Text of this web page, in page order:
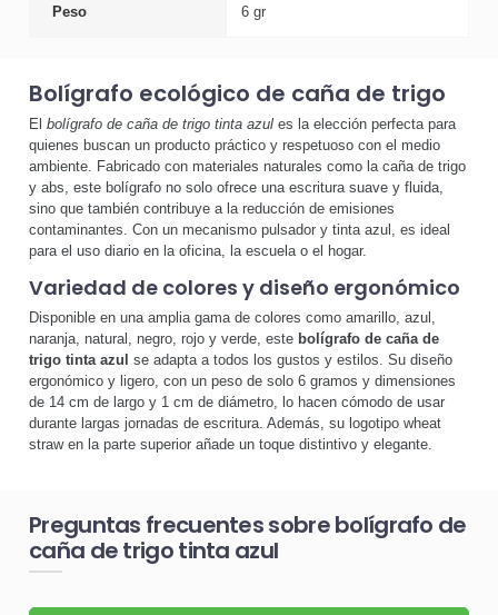
Peso 6 gr
Bolígrafo ecológico de caña de trigo
El bolígrafo de caña de trigo tinta azul es la elección perfecta para
quienes buscan un producto práctico y respetuoso con el medio
ambiente. Fabricado con materiales naturales como la caña de trigo
y abs, este bolígrafo no solo ofrece una escritura suave y fluida,
sino que también contribuye a la reducción de emisiones
contaminantes. Con un mecanismo pulsador y tinta azul, es ideal
para el uso diario en la oficina, la escuela o el hogar.
Variedad de colores y diseño ergonómico
Disponible en una amplia gama de colores como amarillo, azul,
naranja, natural, negro, rojo y verde, este bolígrafo de caña de
trigo tinta azul se adapta a todos los gustos y estilos. Su diseño
ergonómico y ligero, con un peso de solo 6 gramos y dimensiones
de 14 cm de largo y 1 cm de diámetro, lo hacen cómodo de usar
durante largas jornadas de escritura. Además, su logotipo wheat
straw en la parte superior añade un toque distintivo y elegante.
Preguntas frecuentes sobre bolígrafo de
caña de trigo tinta azul